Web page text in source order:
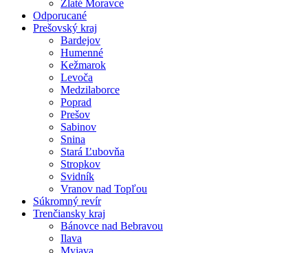
Zlaté Moravce
Odporucané
Prešovský kraj
Bardejov
Humenné
Kežmarok
Levoča
Medzilaborce
Poprad
Prešov
Sabinov
Snina
Stará Ľubovňa
Stropkov
Svidník
Vranov nad Topľou
Súkromný revír
Trenčiansky kraj
Bánovce nad Bebravou
Ilava
Myjava